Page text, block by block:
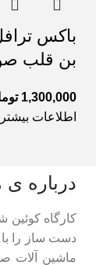
باکس
بن قلب
1,300,000
اطلاعات بیشتر
درباره ی
کارگاه
دست ساز را
ماشین آلات